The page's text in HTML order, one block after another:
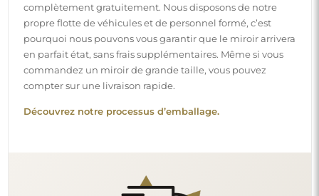
complètement gratuitement. Nous disposons de notre
propre flotte de véhicules et de personnel formé, c’est
pourquoi nous pouvons vous garantir que le miroir arrivera
en parfait état, sans frais supplémentaires. Même si vous
commandez un miroir de grande taille, vous pouvez
compter sur une livraison rapide.
Découvrez notre processus d’emballage.